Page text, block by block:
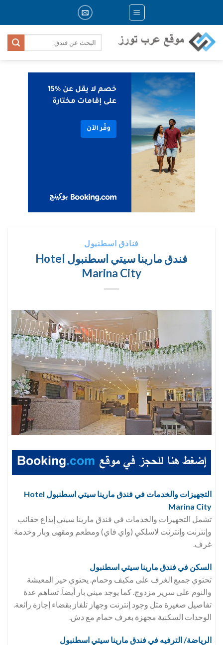
content
فنادق اسطنبول
فندق مارينا سيتي اسطنبول Hotel
Marina City
التجهيزات والخدمات في فندق مارينا سيتي اسطنبول Hotel
Marina City
تشمل التجهيزات والخدمات في فندق مارينا سيتي إيداع حقائب
وإنترنت وإنترنت لاسلكي (واي فاي) ومطعم ومقهى وبار وخدمة
غرف.
السكن في فندق مارينا سيتي اسطنبول
تحتوي جميع الغرف على مكيف وحمام. يحتوي حيز المعيشة
والنوم على سرير مزدوج. كما يوجد ميني بار أيضاَ. تساهم عدة
تفاصيل صغيرة مثل وجود إنترنت وجهاز تلفاز بقضاء إجازة رائعة.
الوحدات السكنية مجهزة بغرف حمام مع دش.
الرياضة/ الترفيه في فندق مارينا سيتي اسطنبول